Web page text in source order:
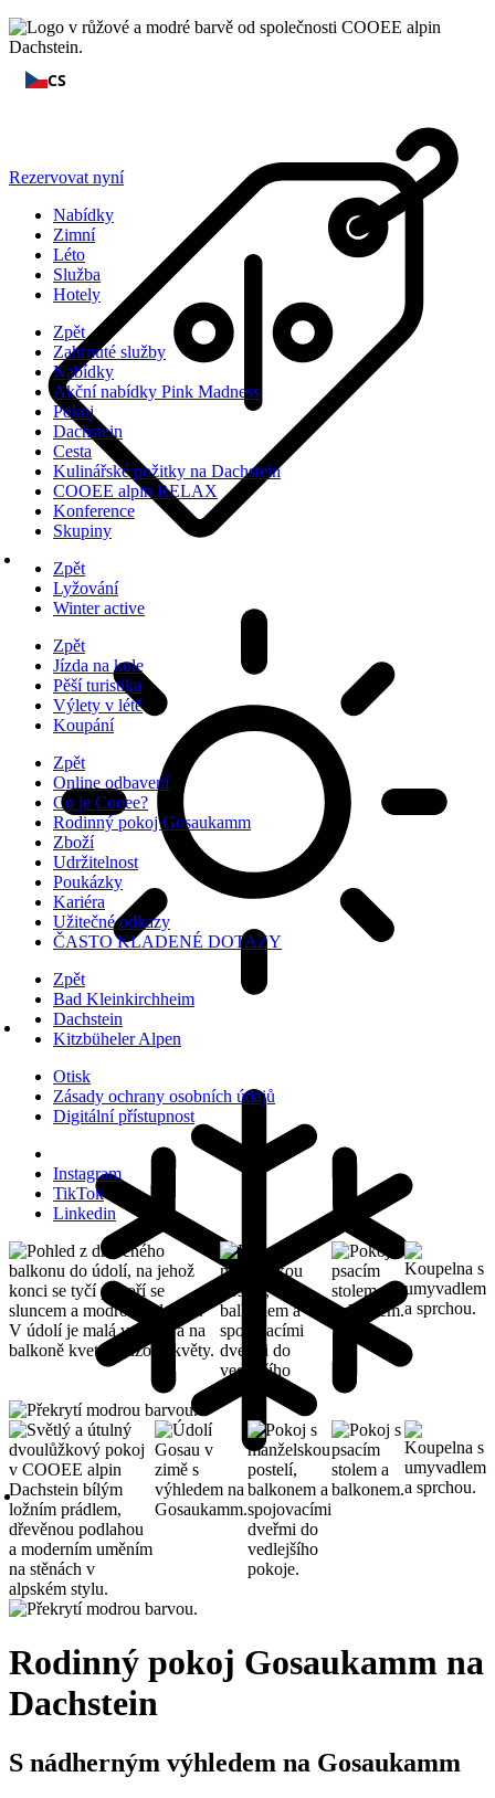
CS
Rezervovat nyní
Nabídky
Zimní
Léto
Služba
Hotely
Zpět
Zahrnuté služby
Nabídky
Akční nabídky Pink Madness
Pokoj
Dachstein
Cesta
Kulinářské požitky na Dachstein
COOEE alpin RELAX
Konference
Skupiny
Zpět
Lyžování
Winter active
Zpět
Jízda na kole
Pěší turistika
Výlety v létě
Koupání
Zpět
Online odbavení
Co je Cooee?
Rodinný pokoj Gosaukamm
Zboží
Udržitelnost
Poukázky
Kariéra
Užitečné odkazy
ČASTO KLADENÉ DOTAZY
Zpět
Bad Kleinkirchheim
Dachstein
Kitzbüheler Alpen
Otisk
Zásady ochrany osobních údajů
Digitální přístupnost
Instagram
TikTok
Linkedin
Rodinný pokoj Gosaukamm na
Dachstein
S nádherným výhledem na Gosaukamm